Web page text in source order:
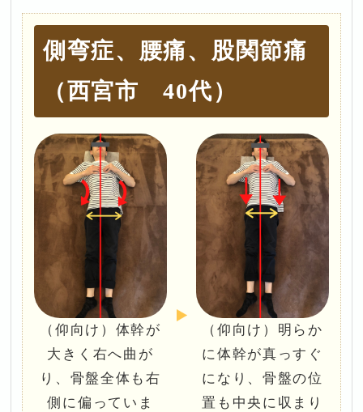
側弯症、腰痛、股関節痛
（西宮市 40代）
（仰向け）体幹が
大きく右へ曲が
り、骨盤全体も右
側に偏っていま
（仰向け）明らか
に体幹が真っすぐ
になり、骨盤の位
置も中央に収まり